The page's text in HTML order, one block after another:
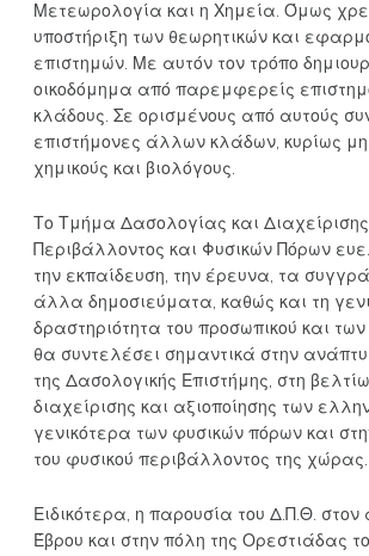
Μετεωρολογία και η Χημεία. Όμως
υποστήριξη των θεωρητικών και
επιστημών. Με αυτόν τον τρόπο
οικοδόμημα από παρεμφερείς
κλάδους. Σε ορισμένους από αυτούς
επιστήμονες άλλων κλάδων, κυρίως
χημικούς και βιολόγους.
Το Τμήμα Δασολογίας και Διαχείρισης
Περιβάλλοντος και Φυσικών Πόρων
την εκπαίδευση, την έρευνα, τα
άλλα δημοσιεύματα, καθώς και τη
δραστηριότητα του προσωπικού και
θα συντελέσει σημαντικά στην
της Δασολογικής Επιστήμης, στη
διαχείρισης και αξιοποίησης των
γενικότερα των φυσικών πόρων και
του φυσικού περιβάλλοντος της χώρας.
Ειδικότερα, η παρουσία του Δ.Π.Θ. στον
Έβρου και στην πόλη της Ορεστιάδας